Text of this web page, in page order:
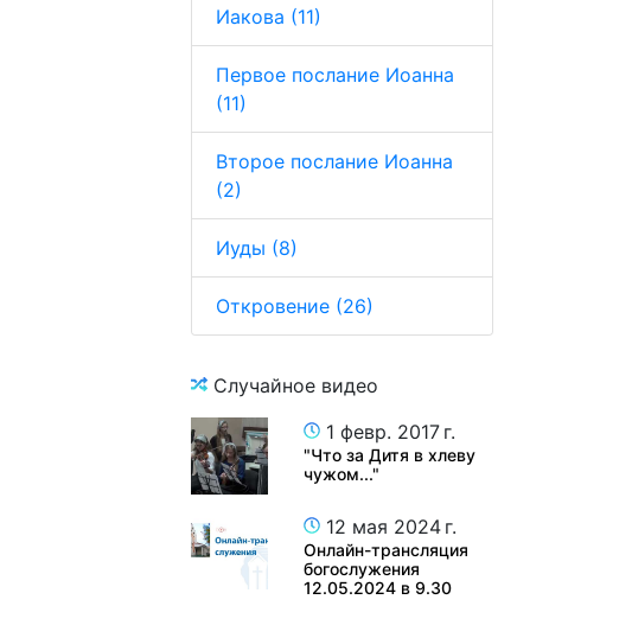
Иакова (11)
Первое послание Иоанна
(11)
Второе послание Иоанна
(2)
Иуды (8)
Откровение (26)
Случайное видео
1 февр. 2017 г.
"Что за Дитя в хлеву
чужом..."
12 мая 2024 г.
Онлайн-трансляция
богослужения
12.05.2024 в 9.30